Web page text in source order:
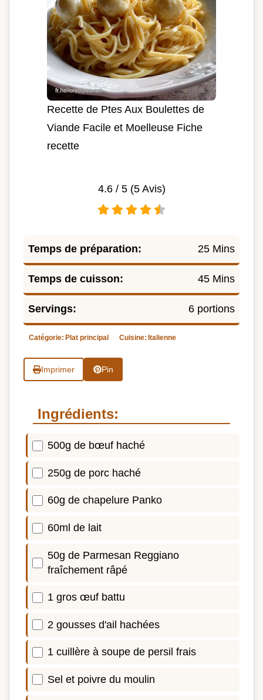
Recette de Ptes Aux Boulettes de
Viande Facile et Moelleuse Fiche
recette
4.6/ 5 (5Avis)
Temps de préparation: 25 Mins
Temps de cuisson: 45 Mins
Servings: 6 portions
Catégorie: Plat principal Cuisine: Italienne
Imprimer Pin
Ingrédients:
500g de bœuf haché
250g de porc haché
60g de chapelure Panko
60ml de lait
50g de Parmesan Reggiano
fraîchement râpé
1 gros œuf battu
2 gousses d'ail hachées
1 cuillère à soupe de persil frais
Sel et poivre du moulin